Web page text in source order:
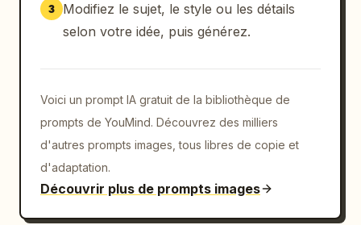
3
Modifiez le sujet, le style ou les détails
selon votre idée, puis générez.
Voici un prompt IA gratuit de la bibliothèque de
prompts de YouMind. Découvrez des milliers
d'autres prompts images, tous libres de copie et
d'adaptation.
Découvrir plus de prompts images